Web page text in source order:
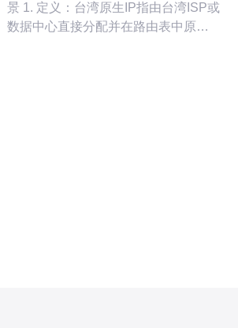
景 1. 定义：台湾原生IP指由台湾ISP或
数据中心直接分配并在路由表中原生